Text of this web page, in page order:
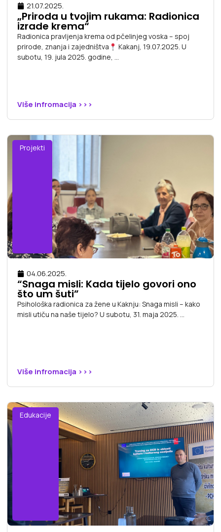
21.07.2025.
„Priroda u tvojim rukama: Radionica
izrade krema“
Radionica pravljenja krema od pčelinjeg voska – spoj
prirode, znanja i zajedništva
Kakanj, 19.07.2025. U
subotu, 19. jula 2025. godine, ...
Više infromacija >>>
Projekti
04.06.2025.
“Snaga misli: Kada tijelo govori ono
što um šuti”
Psihološka radionica za žene u Kaknju: Snaga misli – kako
misli utiču na naše tijelo? U subotu, 31. maja 2025. ...
Više infromacija >>>
Edukacije